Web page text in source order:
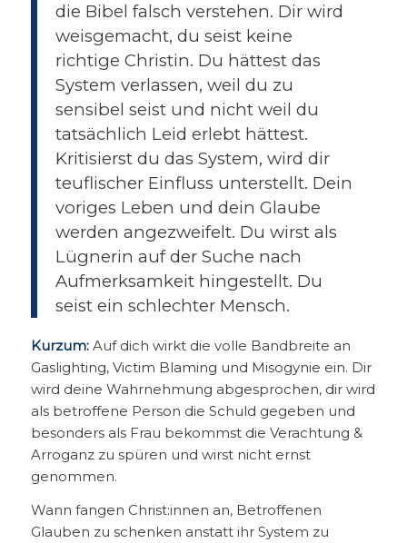
die Bibel falsch verstehen. Dir wird
weisgemacht, du seist keine
richtige Christin. Du hättest das
System verlassen, weil du zu
sensibel seist und nicht weil du
tatsächlich Leid erlebt hättest.
Kritisierst du das System, wird dir
teuflischer Einfluss unterstellt. Dein
voriges Leben und dein Glaube
werden angezweifelt. Du wirst als
Lügnerin auf der Suche nach
Aufmerksamkeit hingestellt. Du
seist ein schlechter Mensch.
Kurzum:Auf dich wirkt die volle Bandbreite an
Gaslighting, Victim Blaming und Misogynie ein. Dir
wird deine Wahrnehmung abgesprochen, dir wird
als betroffene Person die Schuld gegeben und
besonders als Frau bekommst die Verachtung &
Arroganz zu spüren und wirst nicht ernst
genommen.
Wann fangen Christ:innen an, Betroffenen
Glauben zu schenken anstatt ihr System zu